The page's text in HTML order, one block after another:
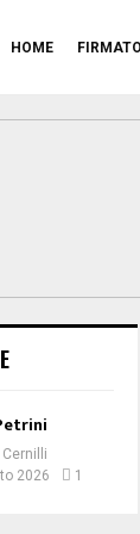
HOME
2026
1